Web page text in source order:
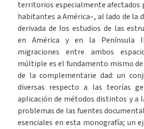
territorios especialmente afectados
habitantes a América–, al lado de la
derivada de los estudios de las
en América y en la Península
migraciones entre ambos
múltiple es el fundamento mismo
de la complementarie­ dad: un
diversas respecto a las teorías
aplicación de métodos distintos y a
problemas de las fuentes
esenciales en esta monografía; un